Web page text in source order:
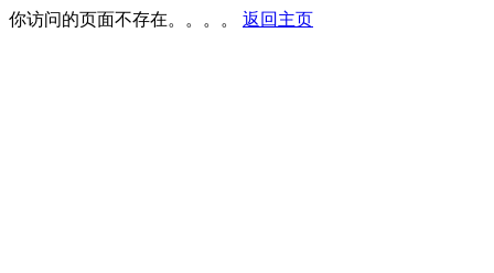
你访问的页面不存在。。。。 返回主页